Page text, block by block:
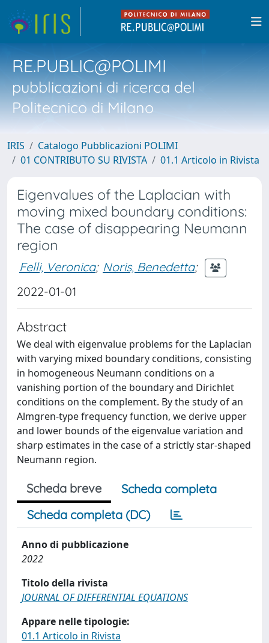
RE.PUBLIC@POLIMI
pubblicazioni di ricerca del
Politecnico di Milano
IRIS
Catalogo Pubblicazioni POLIMI
01 CONTRIBUTO SU RIVISTA
01.1 Articolo in Rivista
Eigenvalues of the Laplacian with
moving mixed boundary conditions:
The case of disappearing Neumann
region
Felli, Veronica; Noris, Benedetta;
2022-01-01
Abstract
We deal with eigenvalue problems for the Laplacian
with varying mixed boundary conditions, consisting
in homogeneous Neumann conditions on a
vanishing portion of the boundary and Dirichlet
conditions on the complement. By the study of an
Almgren-type frequency function, we derive upper
and lower bounds of the eigenvalue variation and
sharp estimates in the case of a strictly star-shaped
Neumann region.
Scheda breve
Scheda completa
Scheda completa (DC)
Anno di pubblicazione
2022
Titolo della rivista
JOURNAL OF DIFFERENTIAL EQUATIONS
Appare nelle tipologie:
01.1 Articolo in Rivista